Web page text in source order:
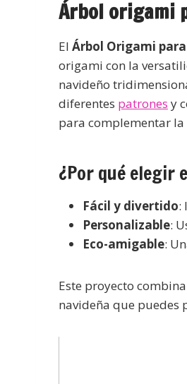
Árbol origami
El Árbol Origami
origami con la
navideño
diferentes patrones y
para complementar
¿Por qué elegir
Fácil y divertido:
Personalizable:
Eco-amigable:
Este proyecto
navideña que puedes